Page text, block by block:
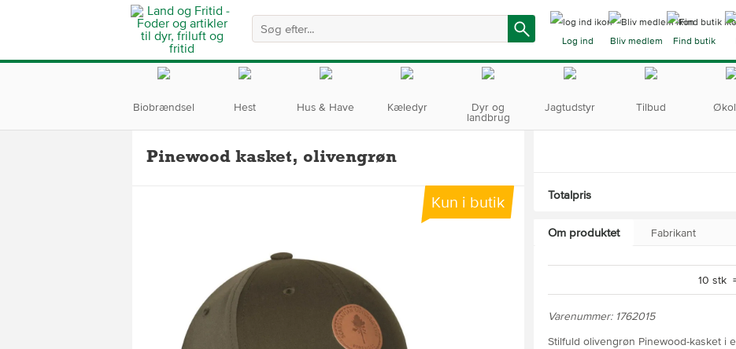
Log ind Bliv medlem Find butik
Biobrændsel Hest Hus & Have Kæledyr Dyr og
landbrug
Jagtudstyr Tilbud
Pinewood kasket, olivengrøn
Kun i butik Totalpris
Om produktet Fabrikant
10 stk
Varenummer: 1762015
Stilfuld olivengrøn Pinewood-kasket i